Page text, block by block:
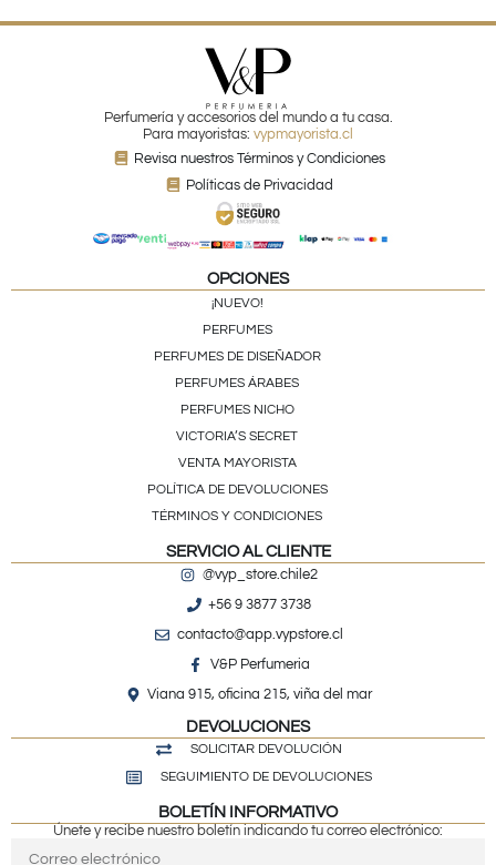
Perfumería y accesorios del mundo a tu casa.
Para mayoristas: vypmayorista.cl
Revisa nuestros Términos y Condiciones
Políticas de Privacidad
OPCIONES
¡NUEVO!
PERFUMES
PERFUMES DE DISEÑADOR
PERFUMES ÁRABES
PERFUMES NICHO
VICTORIA’S SECRET
VENTA MAYORISTA
POLÍTICA DE DEVOLUCIONES
TÉRMINOS Y CONDICIONES
SERVICIO AL CLIENTE
@vyp_store.chile2
+56 9 3877 3738
contacto@app.vypstore.cl
V&P Perfumeria
Viana 915, oficina 215, viña del mar
DEVOLUCIONES
SOLICITAR DEVOLUCIÓN
SEGUIMIENTO DE DEVOLUCIONES
BOLETÍN INFORMATIVO
Únete y recibe nuestro boletín indicando tu correo electrónico: